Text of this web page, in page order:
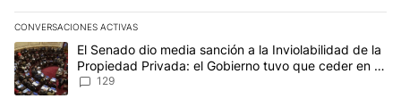
CONVERSACIONES ACTIVAS
Este listado muestra los artículos con más comentarios en los
Un artículo de tendencia con el título "El Senado dio media
El Senado dio media sanción a la Inviolabilidad de la
Propiedad Privada: el Gobierno tuvo que ceder en la
Ley del Manejo del Fuego
129